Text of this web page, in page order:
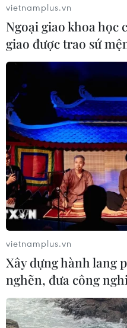
vietnamplus.vn
Ngoại giao khoa học
giao được trao sứ
vietnamplus.vn
Xây dựng hành lang
nghẽn, đưa công